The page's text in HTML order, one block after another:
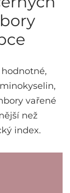
vařené
než
index.